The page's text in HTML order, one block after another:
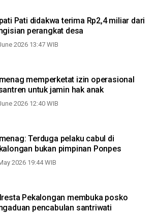
Pati didakwa terima Rp2,4 miliar dari
perangkat desa
2026 13:47 WIB
memperketat izin operasional
untuk jamin hak anak
2026 12:40 WIB
Terduga pelaku cabul di
bukan pimpinan Ponpes
2026 19:44 WIB
Pekalongan membuka posko
pencabulan santriwati